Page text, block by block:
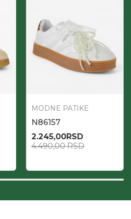
MODNE PATIKE
N86157
2.245,00RSD
4.490,00RSD